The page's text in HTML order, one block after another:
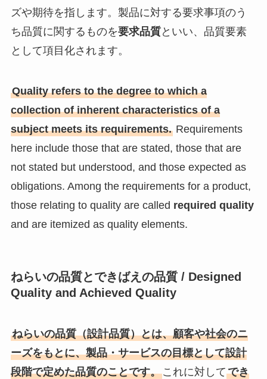
ズや期待を指します。製品に対する要求事項のう
ち品質に関するものを要求品質といい、品質要素
として項目化されます。
Quality refers to the degree to which a
collection of inherent characteristics of a
subject meets its requirements.Requirements
here include those that are stated, those that are
not stated but understood, and those expected as
obligations. Among the requirements for a product,
those relating to quality are called required quality
and are itemized as quality elements.
ねらいの品質とできばえの品質 / Designed
Quality and Achieved Quality
ねらいの品質（設計品質）とは、顧客や社会のニ
ーズをもとに、製品・サービスの目標として設計
段階で定めた品質のことです。これに対してでき